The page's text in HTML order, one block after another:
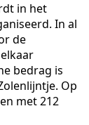
in het
In al
de
bedrag is
Op
met 212